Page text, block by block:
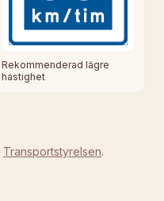
Rekommenderad lägre
hastighet
Transportstyrelsen.